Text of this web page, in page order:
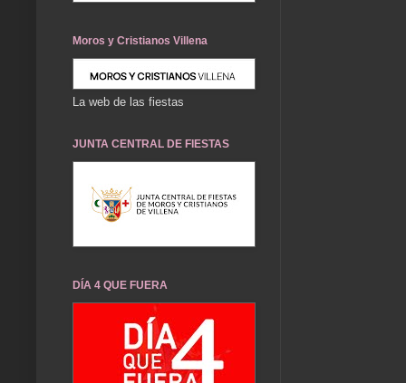
Moros y Cristianos Villena
La web de las fiestas
JUNTA CENTRAL DE FIESTAS
DÍA 4 QUE FUERA